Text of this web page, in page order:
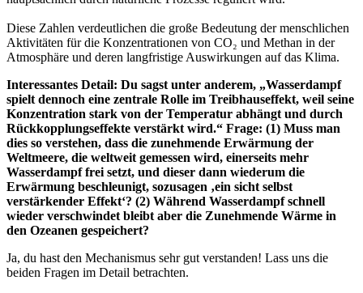
Diese Zahlen verdeutlichen die große Bedeutung der menschlichen
Aktivitäten für die Konzentrationen von CO₂ und Methan in der
Atmosphäre und deren langfristige Auswirkungen auf das Klima.
Interessantes Detail: Du sagst unter anderem, „Wasserdampf
spielt dennoch eine zentrale Rolle im Treibhauseffekt, weil seine
Konzentration stark von der Temperatur abhängt und durch
Rückkopplungseffekte verstärkt wird.“ Frage: (1) Muss man
dies so verstehen, dass die zunehmende Erwärmung der
Weltmeere, die weltweit gemessen wird, einerseits mehr
Wasserdampf frei setzt, und dieser dann wiederum die
Erwärmung beschleunigt, sozusagen ‚ein sicht selbst
verstärkender Effekt‘? (2) Während Wasserdampf schnell
wieder verschwindet bleibt aber die Zunehmende Wärme in
den Ozeanen gespeichert?
Ja, du hast den Mechanismus sehr gut verstanden! Lass uns die
beiden Fragen im Detail betrachten.